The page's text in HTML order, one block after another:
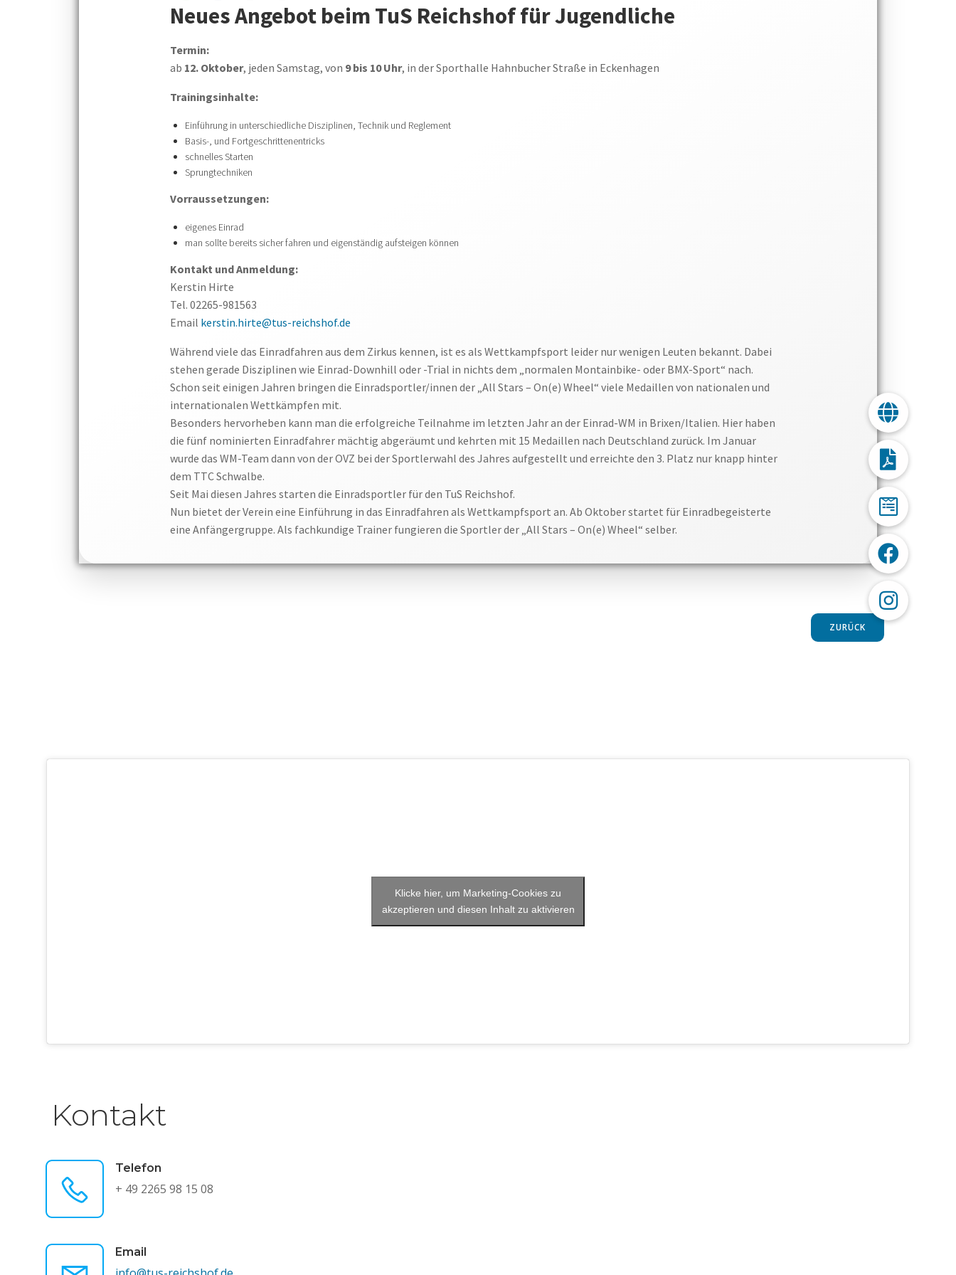
Neues Angebot beim TuS Reichshof für Jugendliche
Termin:
ab 12. Oktober, jeden Samstag, von 9 bis 10 Uhr, in der Sporthalle Hahnbucher Straße in Eckenhagen
Trainingsinhalte:
Einführung in unterschiedliche Disziplinen, Technik und Reglement
Basis-, und Fortgeschrittenentricks
schnelles Starten
Sprungtechniken
Vorraussetzungen:
eigenes Einrad
man sollte bereits sicher fahren und eigenständig aufsteigen können
Kontakt und Anmeldung:
Kerstin Hirte
Tel. 02265-981563
Email kerstin.hirte@tus-reichshof.de
Während viele das Einradfahren aus dem Zirkus kennen, ist es als Wettkampfsport leider nur wenigen Leuten bekannt. Dabei
stehen gerade Disziplinen wie Einrad-Downhill oder -Trial in nichts dem „normalen Montainbike- oder BMX-Sport“ nach.
Schon seit einigen Jahren bringen die Einradsportler/innen der „All Stars – On(e) Wheel“ viele Medaillen von nationalen und
internationalen Wettkämpfen mit.
Besonders hervorheben kann man die erfolgreiche Teilnahme im letzten Jahr an der Einrad-WM in Brixen/Italien. Hier haben
die fünf nominierten Einradfahrer mächtig abgeräumt und kehrten mit 15 Medaillen nach Deutschland zurück. Im Januar
wurde das WM-Team dann von der OVZ bei der Sportlerwahl des Jahres aufgestellt und erreichte den 3. Platz nur knapp hinter
dem TTC Schwalbe.
Seit Mai diesen Jahres starten die Einradsportler für den TuS Reichshof.
Nun bietet der Verein eine Einführung in das Einradfahren als Wettkampfsport an. Ab Oktober startet für Einradbegeisterte
eine Anfängergruppe. Als fachkundige Trainer fungieren die Sportler der „All Stars – On(e) Wheel“ selber.
ZURÜCK
Klicke hier, um Marketing-Cookies zu
akzeptieren und diesen Inhalt zu aktivieren
Kontakt
Telefon
+ 49 2265 98 15 08
Email